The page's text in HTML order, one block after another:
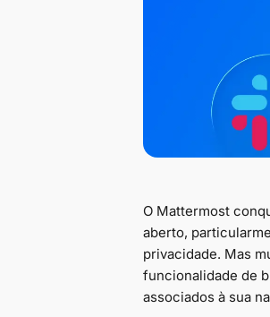
O Mattermost
aberto,
privacidade. Mas
funcionalidade de
associados à sua